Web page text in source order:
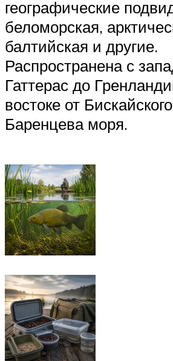
географические
беломорская,
балтийская и другие.
Распространена с
Гаттерас до
востоке от
Баренцева моря.